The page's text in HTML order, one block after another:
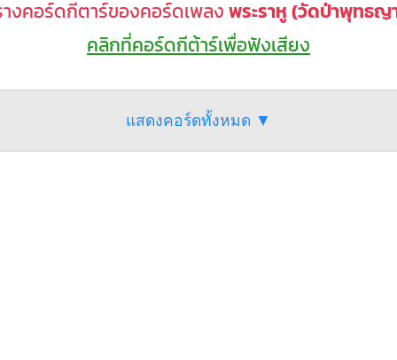
งคอร์ดกีตาร์ของคอร์ดเพลงพระราหู (วัดป่าพุทธ
คลิกที่คอร์ดกีต้าร์เพื่อฟังเสียง
แสดงคอร์ดทั้งหมด ▼